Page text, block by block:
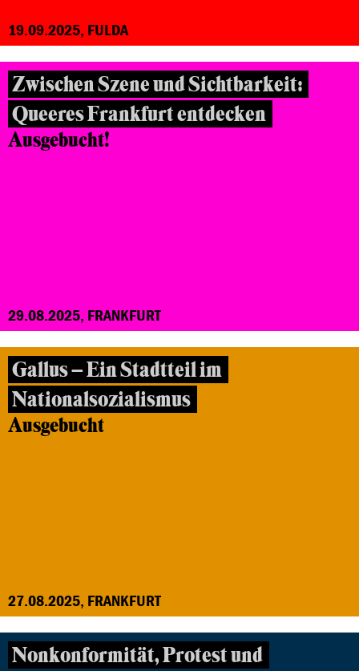
19.09.2025, FULDA
Zwischen Szene und Sichtbarkeit:
Queeres Frankfurt entdecken
Ausgebucht!
29.08.2025, FRANKFURT
Gallus – Ein Stadtteil im
Nationalsozialismus
Ausgebucht
27.08.2025, FRANKFURT
Nonkonformität, Protest und